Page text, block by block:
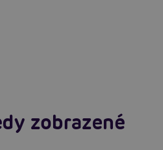
Příručka Sexiomů
zobrazené